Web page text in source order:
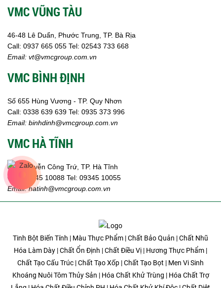
VMC VŨNG TÀU
46-48 Lê Duẩn, Phước Trung, TP. Bà Rịa
Call: 0937 665 055 Tel: 02543 733 668
Email: vt@vmcgroup.com.vn
VMC BÌNH ĐỊNH
Số 655 Hùng Vương - TP. Quy Nhơn
Call: 0338 639 639 Tel: 0935 373 996
Email: binhdinh@vmcgroup.com.vn
VMC HÀ TĨNH
359 Nguyễn Công Trứ, TP. Hà Tĩnh
Call:
09345 10088 Tel: 09345 10055
Email: hatinh@vmcgroup.com.vn
Tinh Bột Biến Tính | Màu Thực Phẩm | Chất Bảo Quản | Chất Nhũ
Hóa Làm Dày | Chất Ổn Định | Chất Điều Vị | Hương Thực Phẩm |
Chất Tạo Cấu Trúc | Chất Tạo Xốp | Chất Tạo Bọt | Men Vi Sinh
Khoáng Nuôi Tôm Thủy Sản | Hóa Chất Khử Trùng | Hóa Chất Trợ